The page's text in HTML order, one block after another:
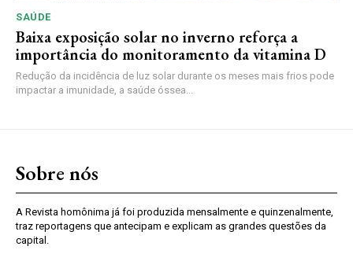
SAÚDE
Baixa exposição solar no inverno reforça a
importância do monitoramento da vitamina D
Redução da incidência de luz solar durante os meses mais frios pode
impactar a imunidade, a saúde óssea...
Sobre nós
A Revista homônima já foi produzida mensalmente e quinzenalmente,
traz reportagens que antecipam e explicam as grandes questões da
capital.